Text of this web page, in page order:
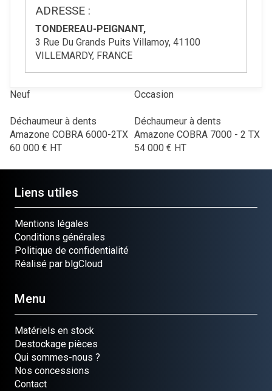
ADRESSE :
TONDEREAU-PEIGNANT,
3 Rue Du Grands Puits Villamoy, 41100
VILLEMARDY, FRANCE
Neuf
Déchaumeur à dents
Amazone COBRA 6000-2TX
60 000 € HT
Occasion
Déchaumeur à dents
Amazone COBRA 7000 - 2 TX
54 000 € HT
Liens utiles
Mentions légales
Conditions générales
Politique de confidentialité
Réalisé par blgCloud
Menu
Matériels en stock
Destockage pièces
Qui sommes-nous ?
Nos concessions
Contact